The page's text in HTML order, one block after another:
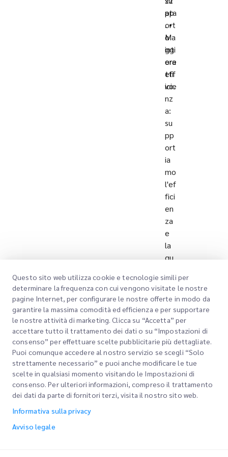
pp
ort
o
int
era
tti
vo.
ata
. •
Ma
ggi
ore
eff
icie
nz
a:
su
pp
ort
ia
mo
l'ef
fici
en
za
e
la
qu
à
del
la
log
isti
ca
att
rav
ers
o
Questo sito web utilizza cookie e tecnologie simili per
determinare la frequenza con cui vengono visitate le nostre
pagine Internet, per configurare le nostre offerte in modo da
garantire la massima comodità ed efficienza e per supportare
le nostre attività di marketing. Clicca su “Accetta” per
accettare tutto il trattamento dei dati o su “Impostazioni di
consenso” per effettuare scelte pubblicitarie più dettagliate.
Puoi comunque accedere al nostro servizio se scegli “Solo
strettamente necessario” e puoi anche modificare le tue
scelte in qualsiasi momento visitando le Impostazioni di
consenso. Per ulteriori informazioni, compreso il trattamento
dei dati da parte di fornitori terzi, visita il nostro sito web.
Informativa sulla privacy
Avviso legale